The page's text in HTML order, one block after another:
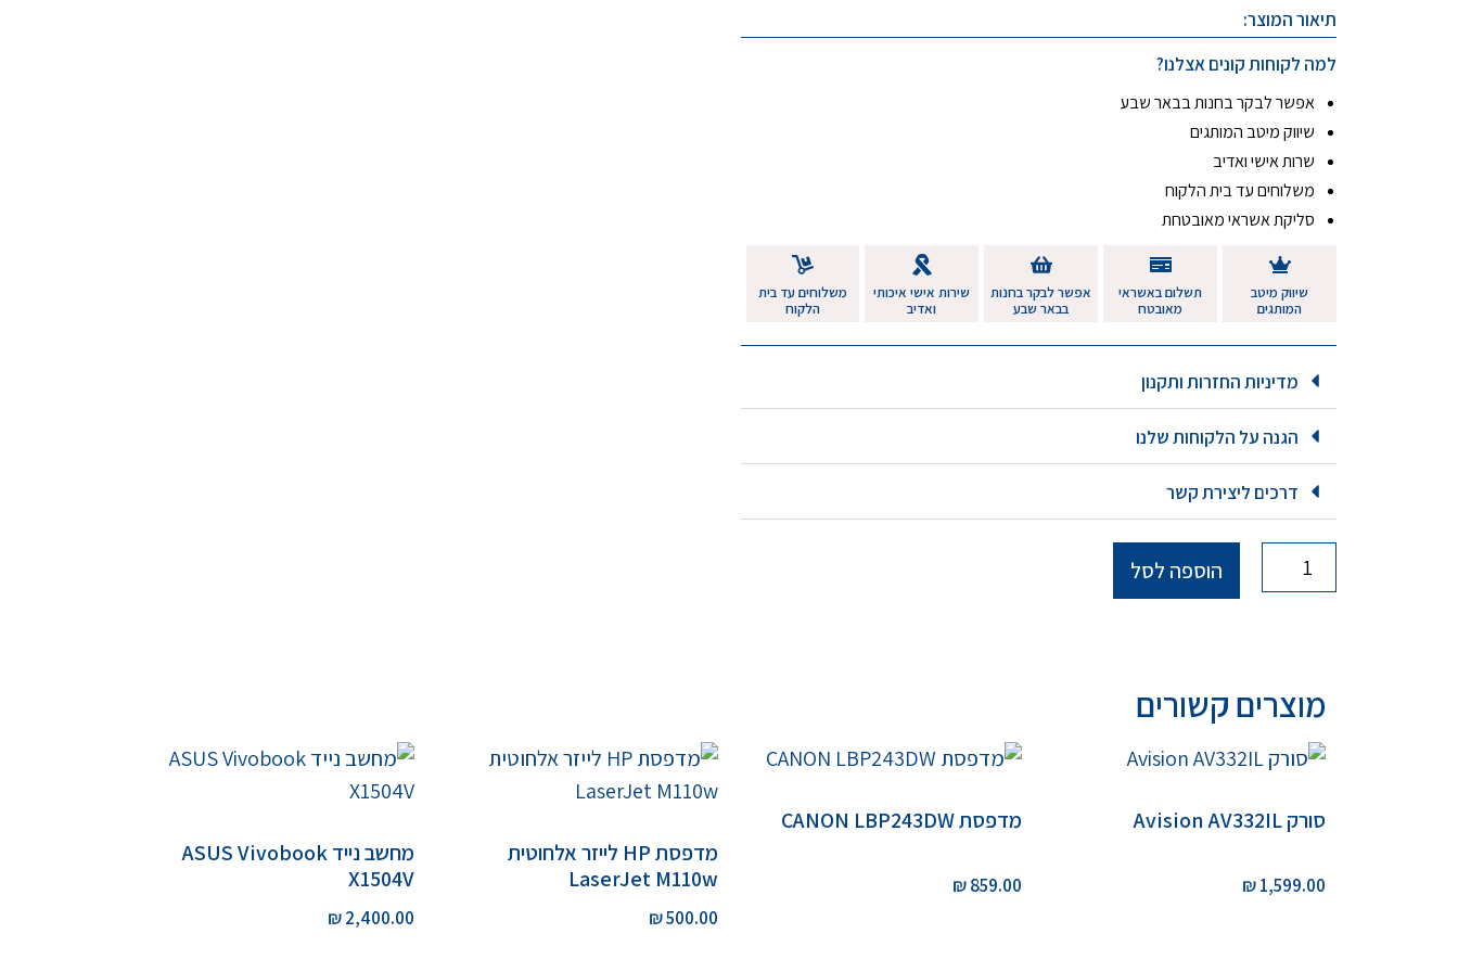
תיאור המוצר:
למה לקוחות קונים אצלנו?
אפשר לבקר בחנות בבאר שבע
שיווק מיטב המותגים
שרות אישי ואדיב
משלוחים עד בית הלקוח
סליקת אשראי מאובטחת
שיווק מיטב
המותגים
תשלום באשראי
מאובטח
אפשר לבקר בחנות
בבאר שבע
שירות אישי איכותי
ואדיב
משלוחים עד בית
הלקוח
מדיניות החזרות ותקנון
הגנה על הלקוחות שלנו
דרכים ליצירת קשר
הוספה לסל
מוצרים קשורים
סורק Avision AV332IL
1,599.00
₪
מדפסת CANON LBP243DW
859.00
₪
מדפסת HP לייזר אלחוטית
LaserJet M110w
500.00
₪
מחשב נייד ASUS Vivobook
X1504V
2,400.00
₪